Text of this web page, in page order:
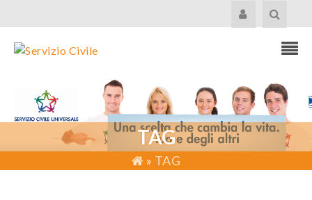
TAG
» TAG